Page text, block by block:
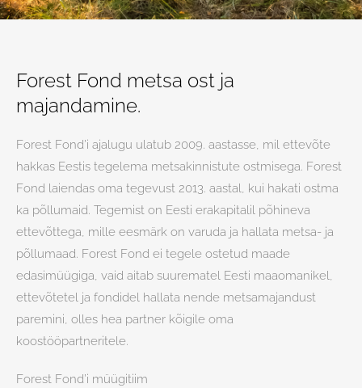
Forest Fond metsa ost ja
majandamine.
Forest Fond’i ajalugu ulatub 2009. aastasse, mil ettevõte
hakkas Eestis tegelema metsakinnistute ostmisega. Forest
Fond laiendas oma tegevust 2013. aastal, kui hakati ostma
ka põllumaid. Tegemist on Eesti erakapitalil põhineva
ettevõttega, mille eesmärk on varuda ja hallata metsa- ja
põllumaad. Forest Fond ei tegele ostetud maade
edasimüügiga, vaid aitab suurematel Eesti maaomanikel,
ettevõtetel ja fondidel hallata nende metsamajandust
paremini, olles hea partner kõigile oma
koostööpartneritele.
Forest Fond’i müügitiim